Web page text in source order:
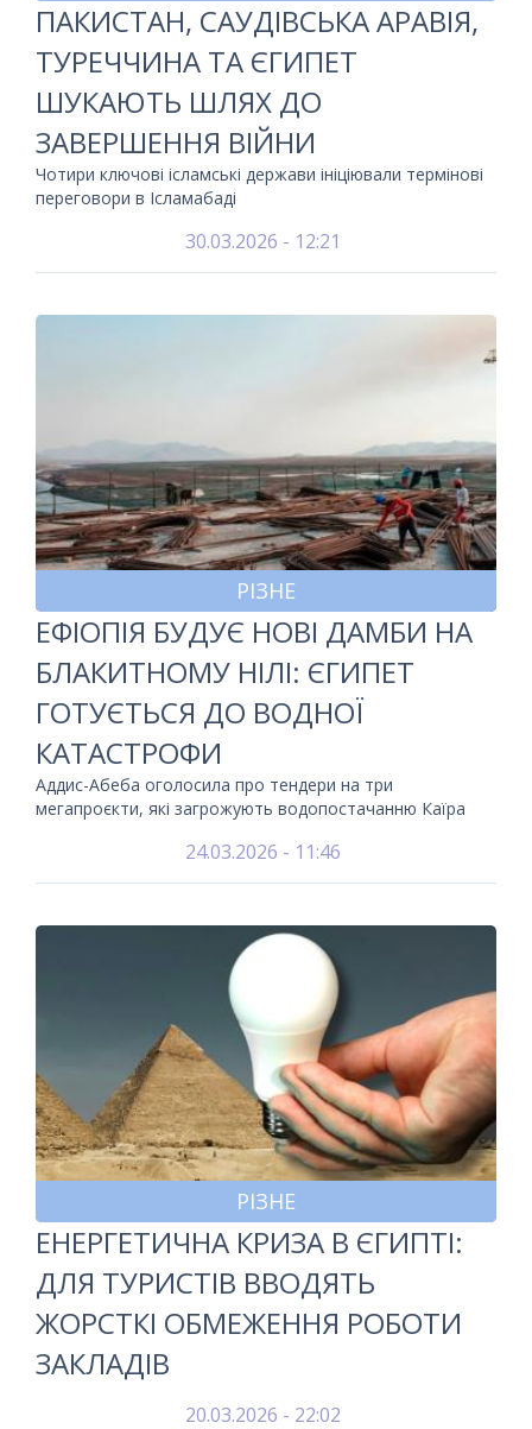
ПАКИСТАН, САУДІВСЬКА АРАВІЯ,
ТУРЕЧЧИНА ТА ЄГИПЕТ
ШУКАЮТЬ ШЛЯХ ДО
ЗАВЕРШЕННЯ ВІЙНИ
Чотири ключові ісламські держави ініціювали термінові
переговори в Ісламабаді
30.03.2026 - 12:21
РІЗНЕ
ЕФІОПІЯ БУДУЄ НОВІ ДАМБИ НА
БЛАКИТНОМУ НІЛІ: ЄГИПЕТ
ГОТУЄТЬСЯ ДО ВОДНОЇ
КАТАСТРОФИ
Аддис-Абеба оголосила про тендери на три
мегапроєкти, які загрожують водопостачанню Каїра
24.03.2026 - 11:46
РІЗНЕ
ЕНЕРГЕТИЧНА КРИЗА В ЄГИПТІ:
ДЛЯ ТУРИСТІВ ВВОДЯТЬ
ЖОРСТКІ ОБМЕЖЕННЯ РОБОТИ
ЗАКЛАДІВ
20.03.2026 - 22:02